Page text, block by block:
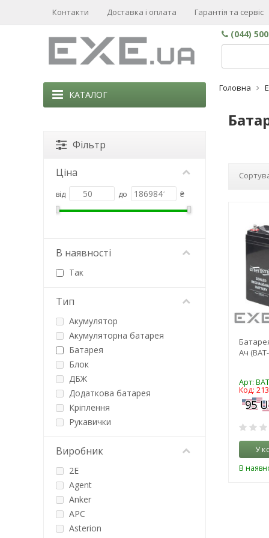
Контакти Доставка і оплата Гарантія та сервіс
(044)
КАТАЛОГ
Головна
Ач
Арт:
Код:
У
В
Фільтр
Ціна
від до ₴
В наявності
Так
Тип
Акумулятор
Акумуляторна батарея
Батарея
Блок
ДБЖ
Додаткова батарея
Кріплення
Рукавички
Виробник
2E
Agent
Anker
APC
Asterion